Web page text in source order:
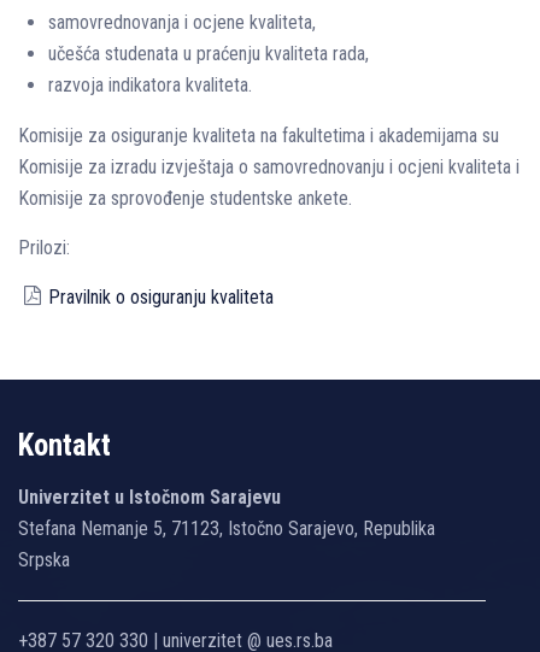
samovrednovanja i ocjene kvaliteta,
učešća studenata u praćenju kvaliteta rada,
razvoja indikatora kvaliteta.
Komisije za osiguranje kvaliteta na fakultetima i akademijama su
Komisije za izradu izvještaja o samovrednovanju i ocjeni kvaliteta i
Komisije za sprovođenje studentske ankete.
Prilozi:
Pravilnik o osiguranju kvaliteta
Kontakt
Univerzitet u Istočnom Sarajevu
Stefana Nemanje 5, 71123, Istočno Sarajevo, Republika
Srpska
+387 57 320 330 | univerzitet @ ues.rs.ba